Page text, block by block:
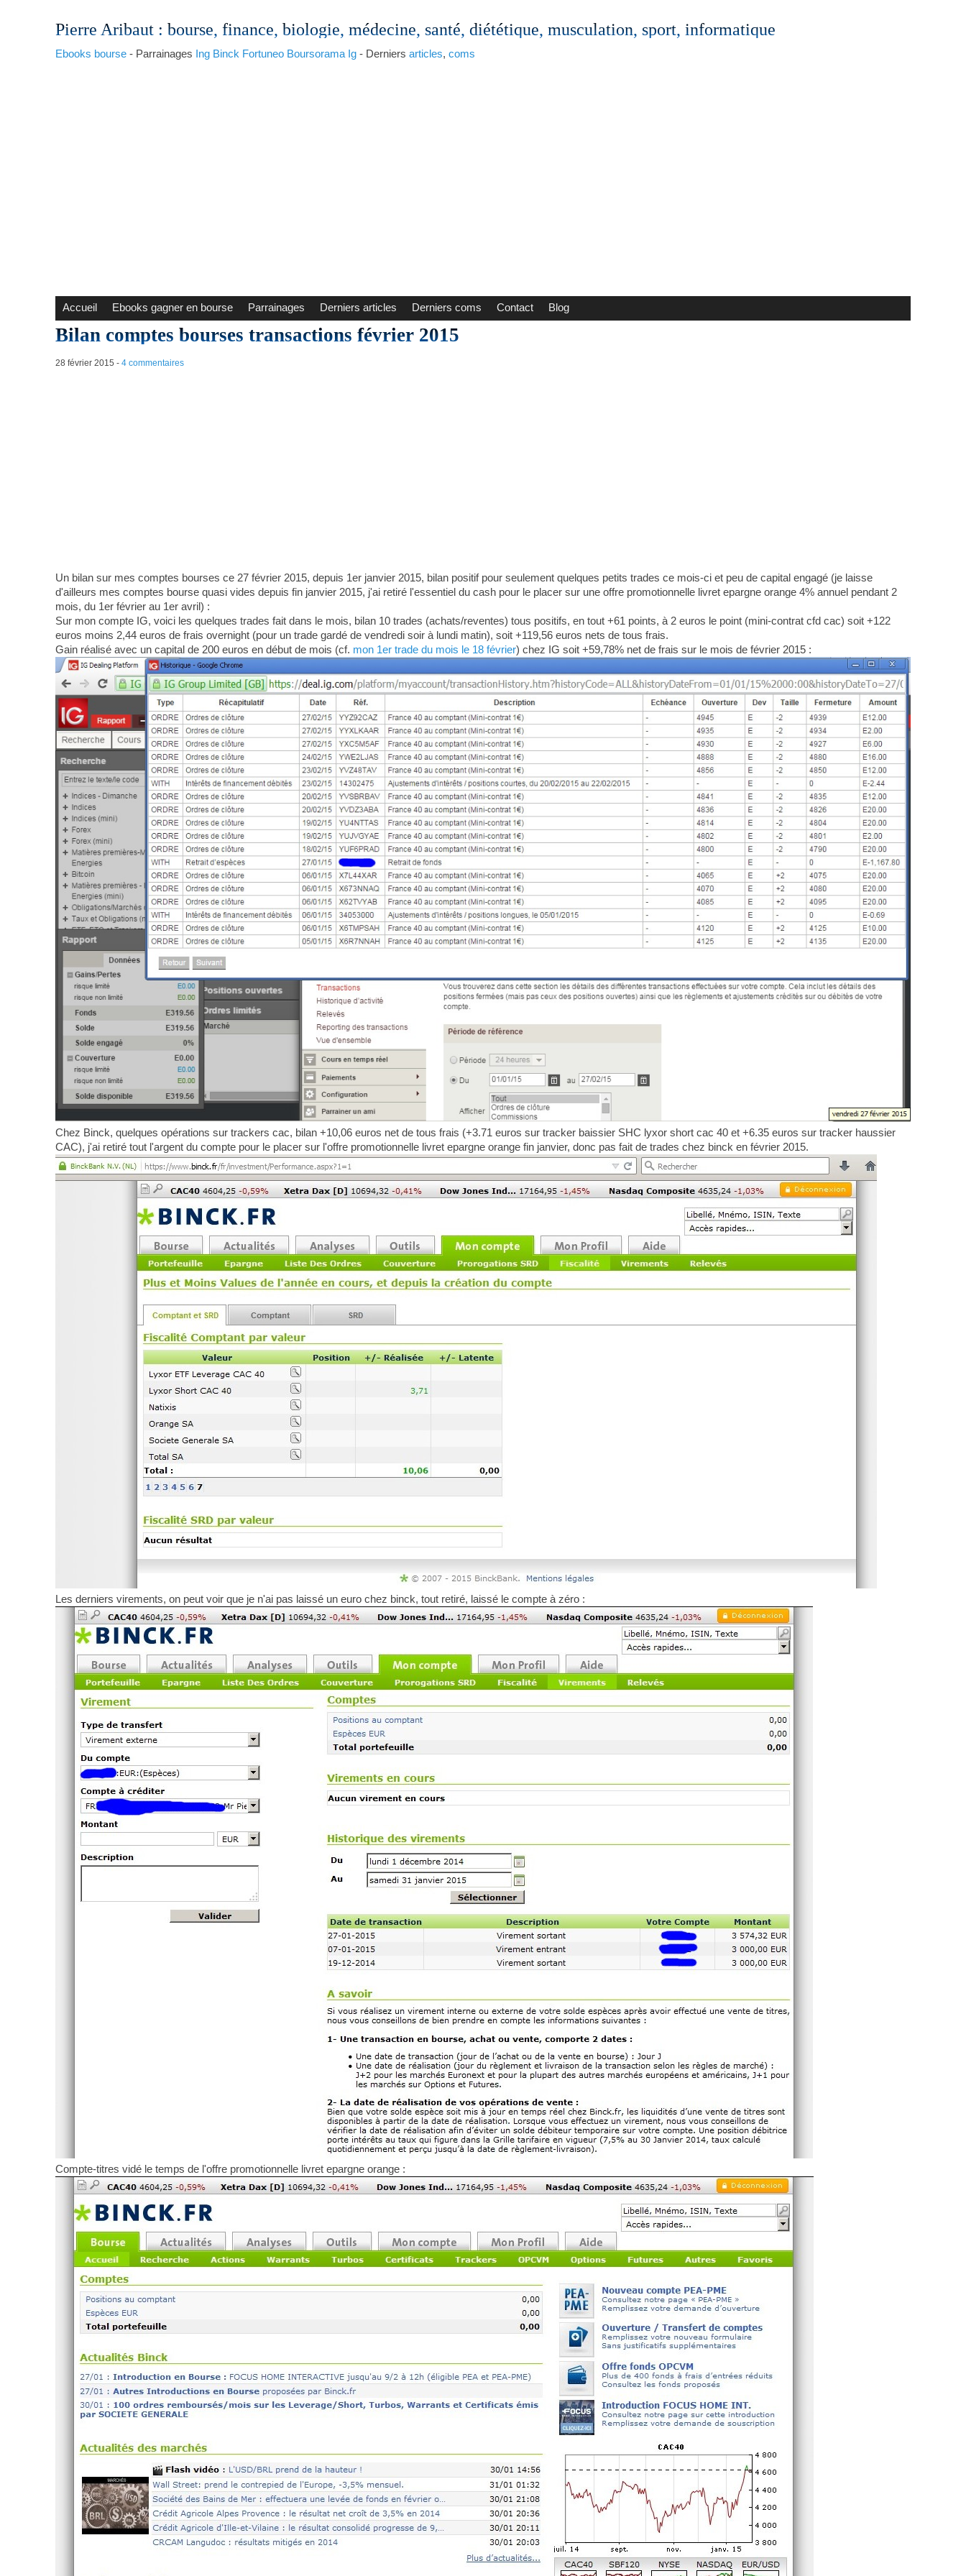
Pierre Aribaut: bourse, finance, biologie, médecine, santé, diététique, musculation, sport, informatique
Ebooks bourse- Parrainages Ing Binck Fortuneo Boursorama Ig- Derniers articles, coms
Accueil Ebooks gagner en bourse Parrainages Derniers articles Derniers coms Contact Blog
Bilan comptes bourses transactions février 2015
28 février 2015 - 4 commentaires
Un bilan sur mes comptes bourses ce 27 février 2015, depuis 1er janvier 2015, bilan positif pour seulement quelques petits trades ce mois-ci et peu de capital engagé (je laisse
d'ailleurs mes comptes bourse quasi vides depuis fin janvier 2015, j'ai retiré l'essentiel du cash pour le placer sur une offre promotionnelle livret epargne orange 4% annuel pendant 2
mois, du 1er février au 1er avril) :
Sur mon compte IG, voici les quelques trades fait dans le mois, bilan 10 trades (achats/reventes) tous positifs, en tout +61 points, à 2 euros le point (mini-contrat cfd cac) soit +122
euros moins 2,44 euros de frais overnight (pour un trade gardé de vendredi soir à lundi matin), soit +119,56 euros nets de tous frais.
Gain réalisé avec un capital de 200 euros en début de mois (cf. mon 1er trade du mois le 18 février) chez IG soit +59,78% net de frais sur le mois de février 2015 :
Chez Binck, quelques opérations sur trackers cac, bilan +10,06 euros net de tous frais (+3.71 euros sur tracker baissier SHC lyxor short cac 40 et +6.35 euros sur tracker haussier
CAC), j'ai retiré tout l'argent du compte pour le placer sur l'offre promotionnelle livret epargne orange fin janvier, donc pas fait de trades chez binck en février 2015.
Les derniers virements, on peut voir que je n'ai pas laissé un euro chez binck, tout retiré, laissé le compte à zéro :
Compte-titres vidé le temps de l'offre promotionnelle livret epargne orange :